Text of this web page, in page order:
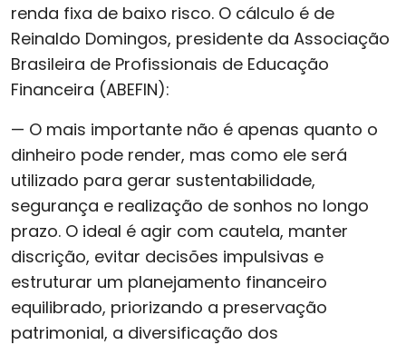
renda fixa de baixo risco. O cálculo é de
Reinaldo Domingos, presidente da Associação
Brasileira de Profissionais de Educação
Financeira (ABEFIN):
— O mais importante não é apenas quanto o
dinheiro pode render, mas como ele será
utilizado para gerar sustentabilidade,
segurança e realização de sonhos no longo
prazo. O ideal é agir com cautela, manter
discrição, evitar decisões impulsivas e
estruturar um planejamento financeiro
equilibrado, priorizando a preservação
patrimonial, a diversificação dos